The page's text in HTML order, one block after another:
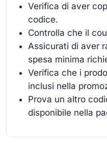
Verifica di aver
codice.
Controlla che il
Assicurati di aver
spesa minima
Verifica che i
inclusi nella
Prova un altro
disponibile nella